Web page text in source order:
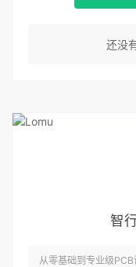
还没
智
从零基础到专业级